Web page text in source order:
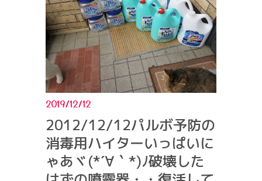
2019/12/12
2012/12/12パルボ予防の
消毒用ハイターいっぱいに
ゃあヾ(*´∀｀*)ﾉ破壊した